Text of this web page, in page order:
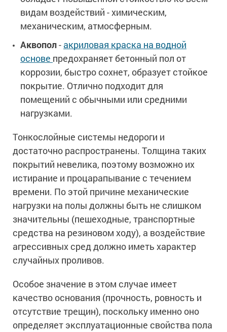
видам воздействий - химическим,
механическим, атмосферным.
Аквопол- акриловая краска на водной
основе предохраняет бетонный пол от
коррозии, быстро сохнет, образует стойкое
покрытие. Отлично подходит для
помещений с обычными или средними
нагрузками.
Тонкослойные системы недороги и
достаточно распространены. Толщина таких
покрытий невелика, поэтому возможно их
истирание и процарапывание с течением
времени. По этой причине механические
нагрузки на полы должны быть не слишком
значительны (пешеходные, транспортные
средства на резиновом ходу), а воздействие
агрессивных сред должно иметь характер
случайных проливов.
Особое значение в этом случае имеет
качество основания (прочность, ровность и
отсутствие трещин), поскольку именно оно
определяет эксплуатационные свойства пола